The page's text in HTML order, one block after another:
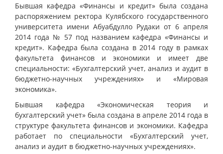
Бывшая кафедра «Финансы и кредит» была создана
распоряжением ректора Кулябского государственного
университета имени Абуабдулло Рудаки от 6 апреля
2014 года № 57 под названием кафедра «Финансы и
кредит». Кафедра была создана в 2014 году в рамках
факультета финансов и экономики и имеет две
специальности: «Бухгалтерский учет, анализ и аудит в
бюджетно-научных учреждениях» и «Мировая
экономика».
Бывшая кафедра «Экономическая теория и
бухгалтерский учет» была создана в апреле 2014 года в
структуре факультета финансов и экономики. Кафедра
работает по специальности «Бухгалтерский учет,
анализ и аудит в бюджетно-научных учреждениях».